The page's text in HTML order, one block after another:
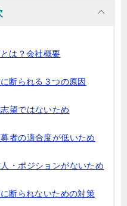
は？会社概要
断られる３つの原因
望ではないため
者の適合度が低いため
・ポジションがないため
断られないための対策